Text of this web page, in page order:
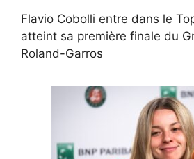
Flavio Cobolli entre dans le
atteint sa première finale du
Roland-Garros